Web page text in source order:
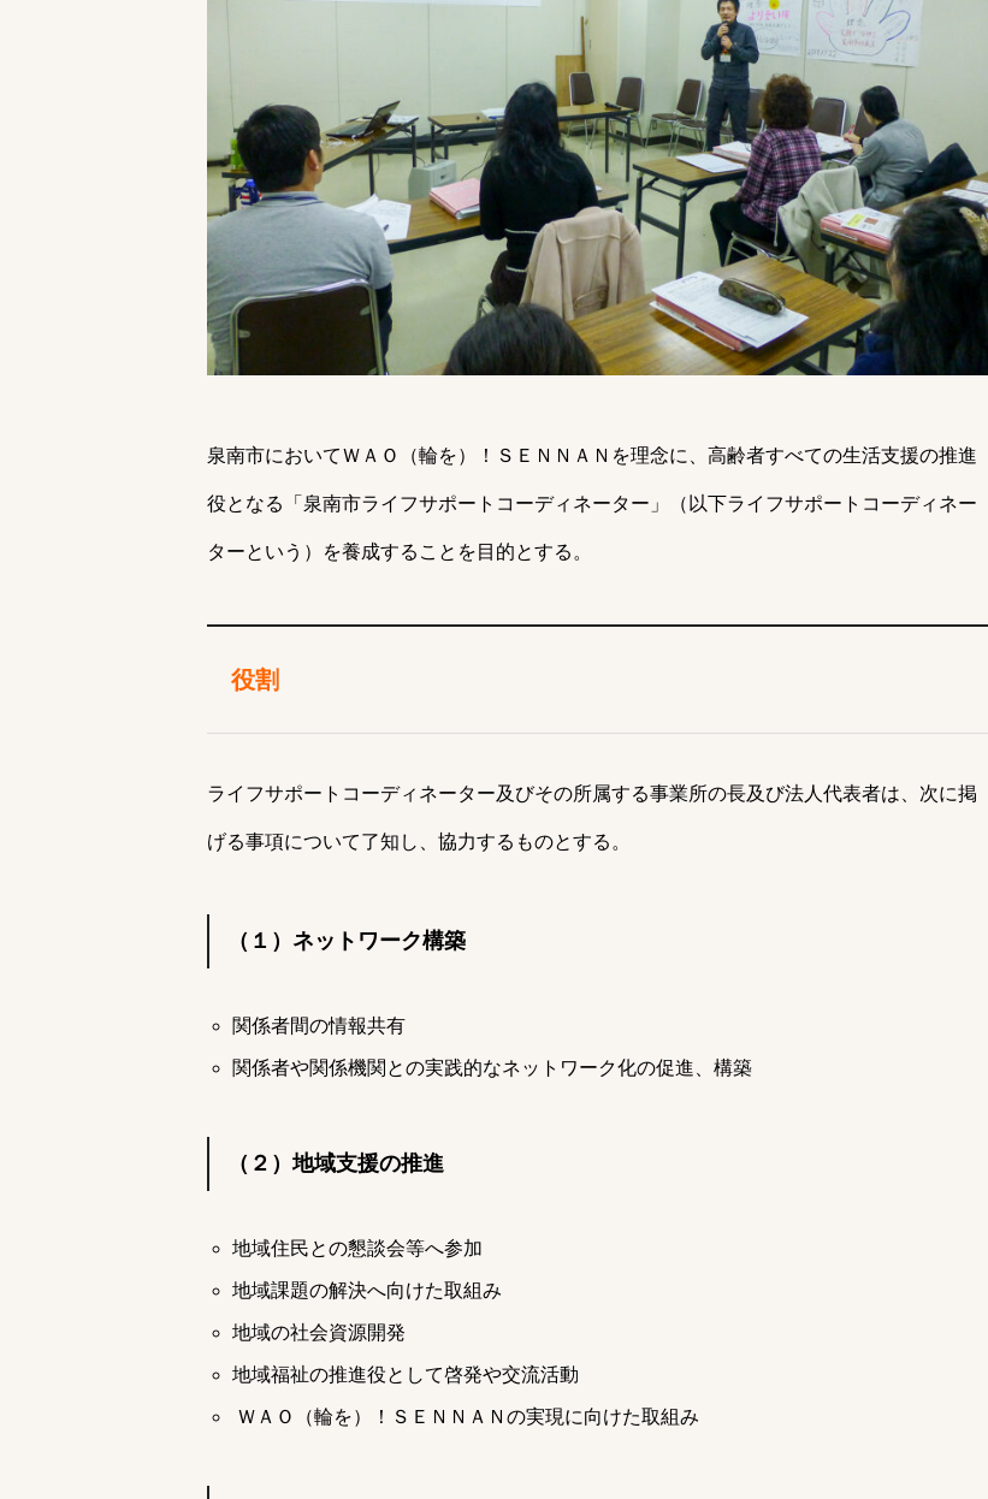
泉南市においてＷＡＯ（輪を）！ＳＥＮＮＡＮを理念に、高齢者すべての生活支援の推進
役となる「泉南市ライフサポートコーディネーター」（以下ライフサポートコーディネー
ターという）を養成することを目的とする。
役割
ライフサポートコーディネーター及びその所属する事業所の長及び法人代表者は、次に掲
げる事項について了知し、協力するものとする。
（１）ネットワーク構築
関係者間の情報共有
関係者や関係機関との実践的なネットワーク化の促進、構築
（２）地域支援の推進
地域住民との懇談会等へ参加
地域課題の解決へ向けた取組み
地域の社会資源開発
地域福祉の推進役として啓発や交流活動
ＷＡＯ（輪を）！ＳＥＮＮＡＮの実現に向けた取組み